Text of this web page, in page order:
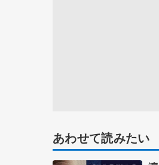
あわせて読みたい